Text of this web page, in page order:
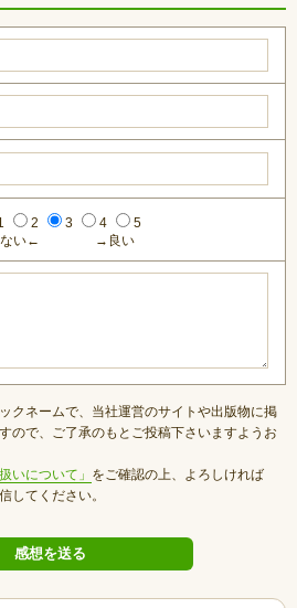
2 3 4
5
ない←
→良い
クネームで、当社運営のサイトや出版物に掲
ので、ご了承のもとご投稿下さいますようお
いについて」 をご確認の上、よろしければ
してください。